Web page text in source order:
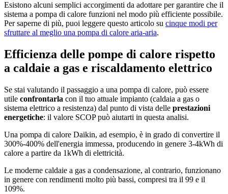
Esistono alcuni semplici accorgimenti da adottare per garantire che il
sistema a pompa di calore funzioni nel modo più efficiente possibile.
Per saperne di più, puoi leggere questo articolo su cinque modi per
sfruttare al meglio una pompa di calore aria-aria.
Efficienza delle pompe di calore rispetto
a caldaie a gas e riscaldamento elettrico
Se stai valutando il passaggio a una pompa di calore, può essere
utile confrontarla con il tuo attuale impianto (caldaia a gas o
sistema elettrico a resistenza) dal punto di vista delle prestazioni
energetiche: il valore SCOP può aiutarti in questa analisi.
Una pompa di calore Daikin, ad esempio, è in grado di convertire il
300%-400% dell'energia immessa, producendo in genere 3-4kWh di
calore a partire da 1kWh di elettricità.
Le moderne caldaie a gas a condensazione, al contrario, funzionano
in genere con rendimenti molto più bassi, compresi tra il 99 e il
109%.